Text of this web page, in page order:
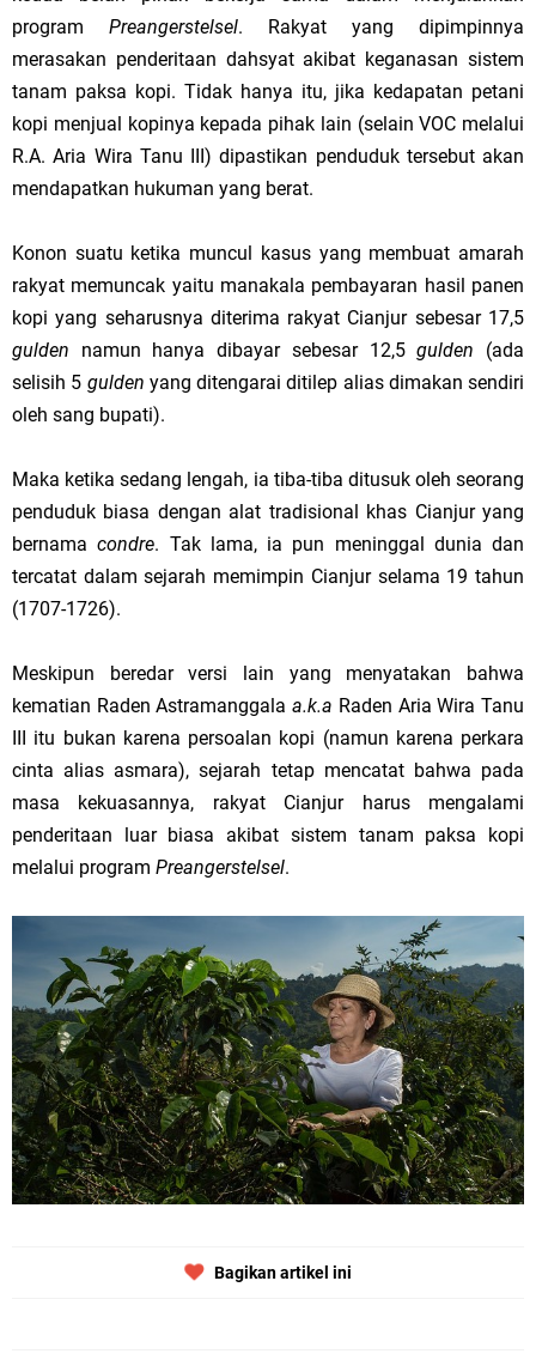
program Preangerstelsel. Rakyat yang dipimpinnya
merasakan penderitaan dahsyat akibat keganasan sistem
tanam paksa kopi. Tidak hanya itu, jika kedapatan petani
kopi menjual kopinya kepada pihak lain (selain VOC melalui
R.A. Aria Wira Tanu III) dipastikan penduduk tersebut akan
mendapatkan hukuman yang berat.
Konon suatu ketika muncul kasus yang membuat amarah
rakyat memuncak yaitu manakala pembayaran hasil panen
kopi yang seharusnya diterima rakyat Cianjur sebesar 17,5
gulden namun hanya dibayar sebesar 12,5gulden (ada
selisih 5 gulden yang ditengarai ditilep alias dimakan sendiri
oleh sang bupati).
Maka ketika sedang lengah, ia tiba-tiba ditusuk oleh seorang
penduduk biasa dengan alat tradisional khas Cianjur yang
bernamacondre. Tak lama, ia pun meninggal dunia dan
tercatat dalam sejarah memimpin Cianjur selama 19 tahun
(1707-1726).
Meskipun beredar versi lain yang menyatakan bahwa
kematian Raden Astramanggalaa.k.a Raden Aria Wira Tanu
III itu bukan karena persoalan kopi (namun karena perkara
cinta alias asmara), sejarah tetap mencatat bahwa pada
masa kekuasannya, rakyat Cianjur harus mengalami
penderitaan luar biasa akibat sistem tanam paksa kopi
melalui program Preangerstelsel.
Bagikan artikel ini